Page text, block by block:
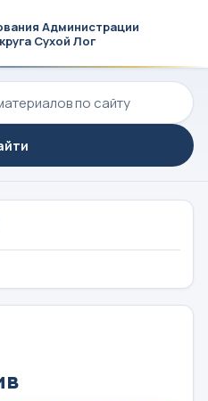
Администрации
Сухой Лог